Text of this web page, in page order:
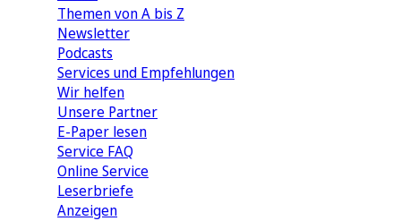
Themen von A bis Z
Newsletter
Podcasts
Services und Empfehlungen
Wir helfen
Unsere Partner
E-Paper lesen
Service FAQ
Online Service
Leserbriefe
Anzeigen